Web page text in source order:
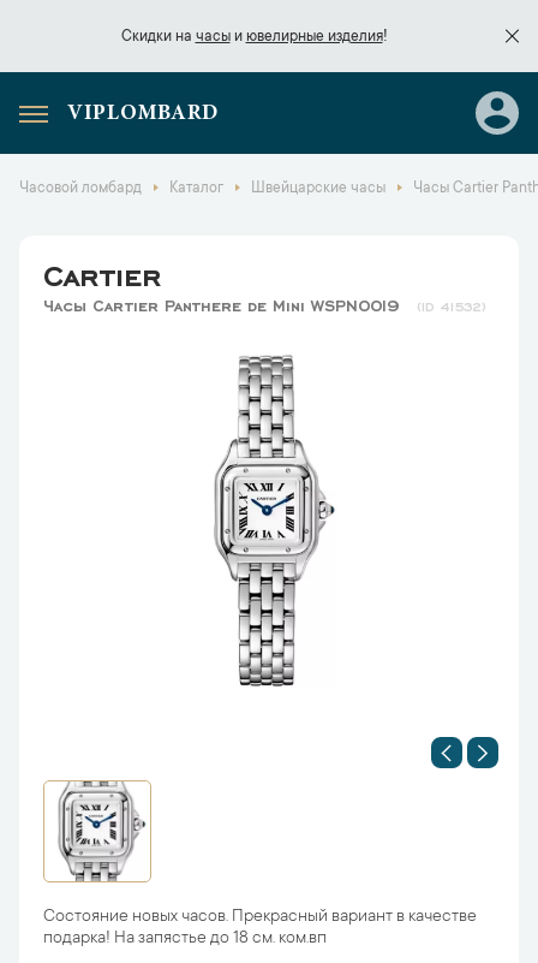
Скидки на часыи ювелирные изделия!
Скидки начасы
VIPLOMBARD
Часовой ломбард Каталог Швейцарские часы Часы Cartier
Cartier
Часы Cartier Panthere de Mini WSPN0019 41532
Состояние новых часов. Прекрасный вариант в качестве
подарка! На запястье до 18 см. ком.вп